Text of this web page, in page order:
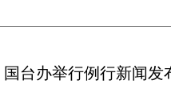
办举行例行新闻发